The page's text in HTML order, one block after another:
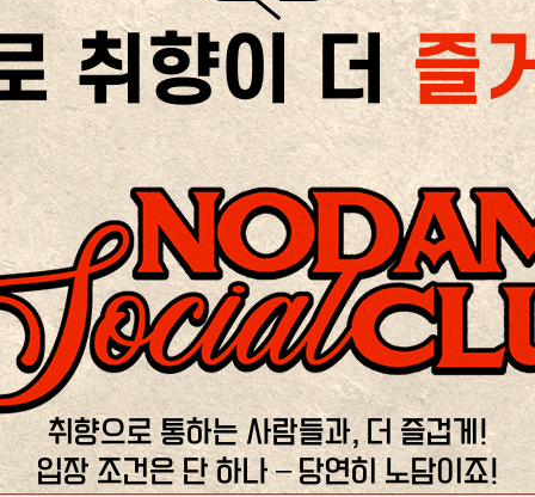
취향이 더즐
취향으로 통하는 사람들과, 더 즐겁게!
입장 조건은 단 하나 – 당연히 노담이죠!